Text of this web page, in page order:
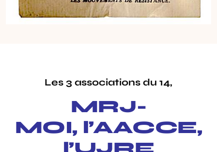
Les 3 associations du 14,
MRJ-
MOI, l’AACCE,